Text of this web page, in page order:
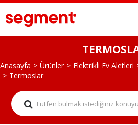
Anasayfa Ürünler Elektrikli Ev Aletleri
Termoslar